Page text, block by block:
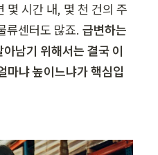
몇 시간 내, 몇 천 건의 주
류센터도 많죠. 급변하는
남기 위해서는 결국 이
마냐 높이느냐가 핵심입